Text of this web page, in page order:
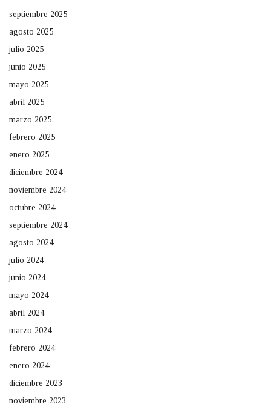
septiembre 2025
agosto 2025
julio 2025
junio 2025
mayo 2025
abril 2025
marzo 2025
febrero 2025
enero 2025
diciembre 2024
noviembre 2024
octubre 2024
septiembre 2024
agosto 2024
julio 2024
junio 2024
mayo 2024
abril 2024
marzo 2024
febrero 2024
enero 2024
diciembre 2023
noviembre 2023